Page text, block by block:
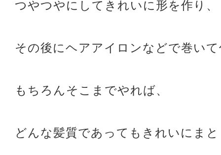
つやつやにしてきれいに形を作り、
その後にヘアアイロンなどで巻い
もちろんそこまでやれば、
どんな髪質であってもきれいにま